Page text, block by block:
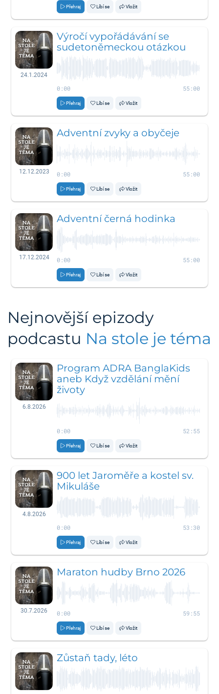
Přehraj Líbí se Vložit
24.1.2024
Výročí vypořádávání se
sudetoněmeckou otázkou
0:00 55:00
Přehraj Líbí se Vložit
12.12.2023
Adventní zvyky a obyčeje
0:00 55:00
Přehraj Líbí se Vložit
17.12.2024
Adventní černá hodinka
0:00 55:00
Přehraj Líbí se Vložit
Nejnovější epizody
podcastu Na stole je téma
6.8.2026
Program ADRA BanglaKids
aneb Když vzdělání mění
životy
0:00 52:55
Přehraj Líbí se Vložit
4.8.2026
900 let Jaroměře a kostel sv.
Mikuláše
0:00 53:30
Přehraj Líbí se Vložit
30.7.2026
Maraton hudby Brno 2026
0:00 59:55
Přehraj Líbí se Vložit
Zůstaň tady, léto